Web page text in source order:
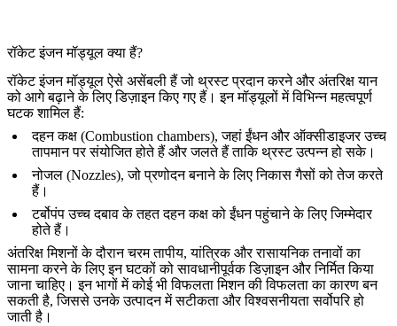
रॉकेट इंजन मॉड्यूल क्या हैं?
रॉकेट इंजन मॉड्यूलऐसे असेंबली हैं जो थ्रस्ट प्रदान करने और अंतरिक्ष यान
को आगे बढ़ाने के लिए डिज़ाइन किए गए हैं। इन मॉड्यूलों में विभिन्न महत्वपूर्ण
घटक शामिल हैं:
दहन कक्ष (Combustion chambers), जहां ईंधन और ऑक्सीडाइजर उच्च
तापमान पर संयोजित होते हैं और जलते हैं ताकि थ्रस्ट उत्पन्न हो सके।
नोजल (Nozzles), जो प्रणोदन बनाने के लिए निकास गैसों को तेज करते
हैं।
टर्बोपंपउच्च दबाव के तहत दहन कक्ष को ईंधन पहुंचाने के लिए जिम्मेदार
होते हैं।
अंतरिक्ष मिशनों के दौरान चरम तापीय, यांत्रिक और रासायनिक तनावों का
सामना करने के लिए इन घटकों को सावधानीपूर्वक डिज़ाइन और निर्मित किया
जाना चाहिए। इन भागों में कोई भी विफलता मिशन की विफलता का कारण बन
सकती है, जिससे उनके उत्पादन मेंसटीकता और विश्वसनीयता सर्वोपरि हो
जाती है।